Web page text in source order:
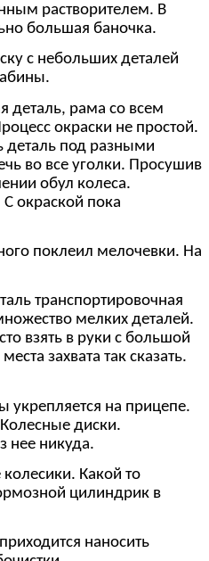
растворителем. В
большая баночка.
с небольших деталей
деталь, рама со всем
окраски не простой.
деталь под разными
во все уголки. Просушив
обул колеса.
окраской пока
поклеил мелочевки. На
транспортировочная
мелких деталей.
взять в руки с большой
захвата так сказать.
укрепляется на прицепе.
диски.
нее никуда.
Какой то
цилиндрик в
наносить